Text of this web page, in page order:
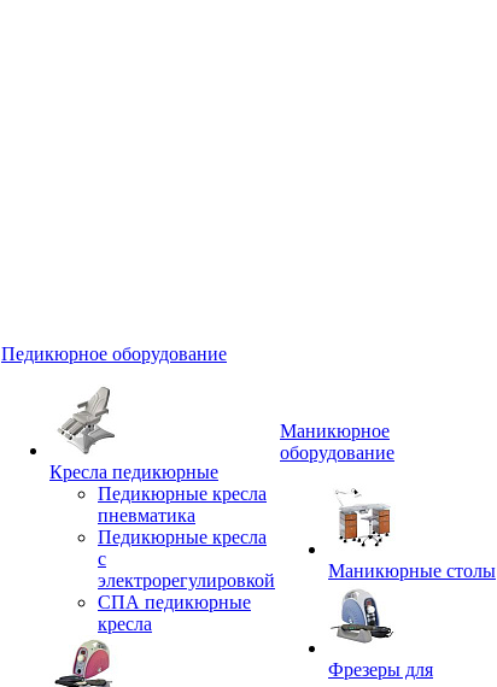
Педикюрное оборудование
Кресла педикюрные
Педикюрные кресла
пневматика
Педикюрные кресла
с
электрорегулировкой
СПА педикюрные
кресла
Маникюрное
оборудование
Маникюрные столы
Фрезеры для